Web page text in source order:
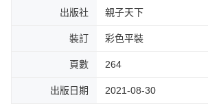
出版社 親子天下
裝訂 彩色平裝
頁數 264
出版日期 2021-08-30